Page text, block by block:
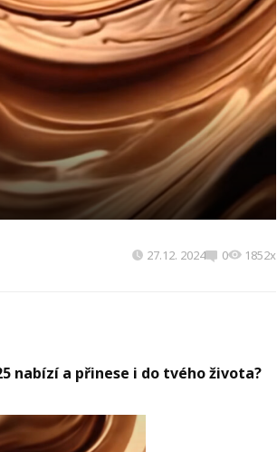
27.12. 2024 0 1852x
nabízí a přinese i do tvého života?